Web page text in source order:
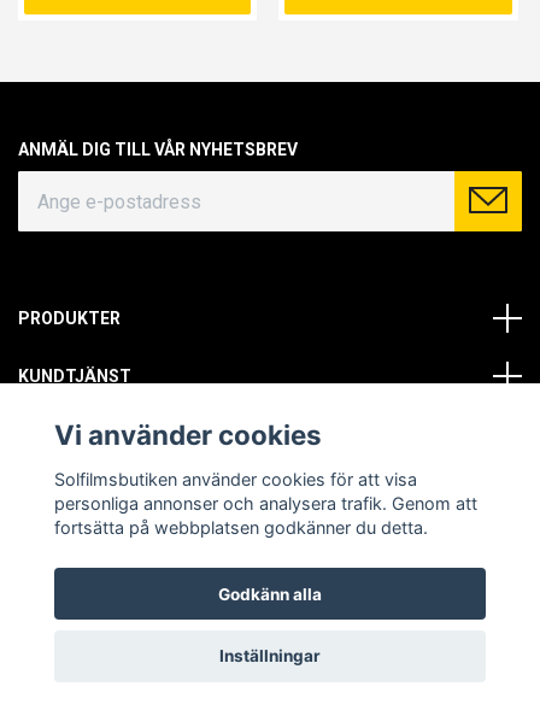
ANMÄL DIG TILL VÅR NYHETSBREV
PRODUKTER
KUNDTJÄNST
OM OSS
SOCIALA MEDIER
© Copyright 2026 Solfilmsbutiken. All rights reserved.
Vi använder cookies
Solfilmsbutiken använder cookies för att visa
personliga annonser och analysera trafik. Genom att
fortsätta på webbplatsen godkänner du detta.
Godkänn alla
Inställningar